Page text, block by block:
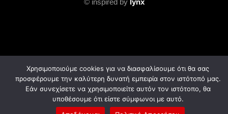
Χρησιμοποιούμε cookies για να διασφαλίσουμε ότι θα σας
προσφέρουμε την καλύτερη δυνατή εμπειρία στον ιστότοπό μας.
Εάν συνεχίσετε να χρησιμοποιείτε αυτόν τον ιστότοπο, θα
υποθέσουμε ότι είστε σύμφωνοι με αυτό.